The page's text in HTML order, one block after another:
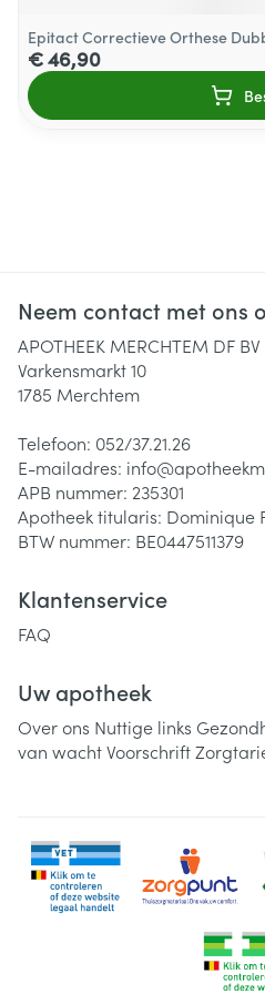
Epitact Correctieve Orthese
€ 46,90
Neem contact met ons
APOTHEEK MERCHTEM DF BV
Varkensmarkt 10
1785 Merchtem
Telefoon: 052/37.21.26
E-mailadres: info@
APB nummer: 235301
Apotheek titularis: Dominique
BTW nummer: BE0447511379
Klantenservice
FAQ
Uw apotheek
Over ons Nuttige links
van wachtVoorschrift